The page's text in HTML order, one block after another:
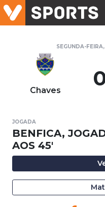
SEGUNDA-
Chaves
JOGADA
BENFICA,
AOS 45'